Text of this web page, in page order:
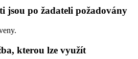
jsou po žadateli požadovány
kterou lze využít